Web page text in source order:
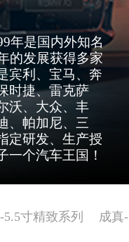
年是国内外知名
的发展获得多家
宾利、宝马、奔
时捷、雷克萨
沃、大众、丰
、帕加尼、三
定研发、生产授
一个汽车王国！
5.5寸精致系列 成真